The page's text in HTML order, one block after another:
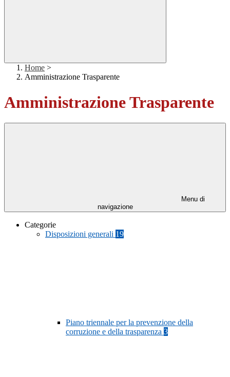
Home >
Amministrazione Trasparente
Amministrazione Trasparente
Menu di
navigazione
Categorie
Disposizioni generali 19
Piano triennale per la prevenzione della
corruzione e della trasparenza 3